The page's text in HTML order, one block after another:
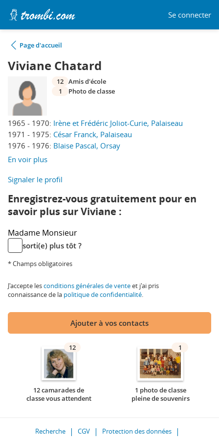
Se connecter
Page d'accueil
Viviane Chatard
1965 - 1970: Irène et Frédéric Joliot-Curie, Palaiseau
1971 - 1975: César Franck, Palaiseau
1976 - 1976: Blaise Pascal, Orsay
En voir plus
12 Amis d'école
1
Photo de classe
Signaler le profil
Enregistrez-vous gratuitement pour en
savoir plus sur Viviane :
Madame Monsieur
sorti(e) plus tôt ?
* Champs obligatoires
J'accepte lesconditions générales de venteet j'ai pris
connaissance de la politique de confidentialité.
Ajouter à vos contacts
12
12 camarades de
classe vous attendent
1
1 photo de classe
pleine de souvenirs
Recherche CGV
Protection des données